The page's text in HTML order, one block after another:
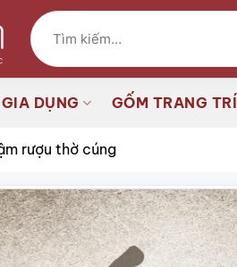
Tìm
kiếm:
DỤNG GỐM TRANG TRÍ
rượu thờ cúng